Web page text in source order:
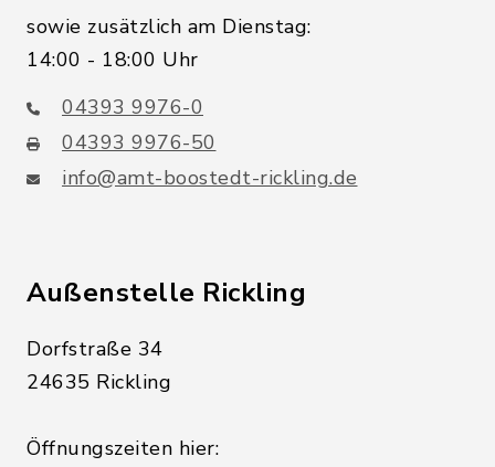
sowie zusätzlich am Dienstag:
14:00 - 18:00 Uhr
04393 9976-0
04393 9976-50
info@amt-boostedt-rickling.de
Außenstelle Rickling
Dorfstraße 34
24635 Rickling
Öffnungszeiten hier: